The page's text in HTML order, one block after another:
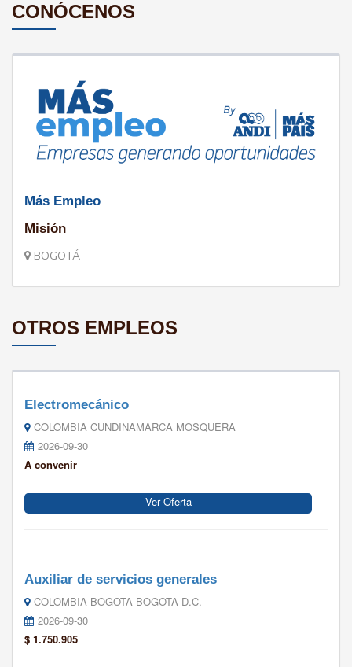
CONÓCENOS
Más Empleo
Misión
BOGOTÁ
OTROS EMPLEOS
Electromecánico
COLOMBIA CUNDINAMARCA MOSQUERA
2026-09-30
A convenir
Ver Oferta
Auxiliar de servicios generales
COLOMBIA BOGOTA BOGOTA D.C.
2026-09-30
$ 1.750.905